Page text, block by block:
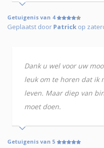
Getuigenis van 4
Geplaatst door Patrick op
Dank u wel voor uw
leuk om te horen dat ik
leven. Maar diep van
moet doen.
Getuigenis van 5